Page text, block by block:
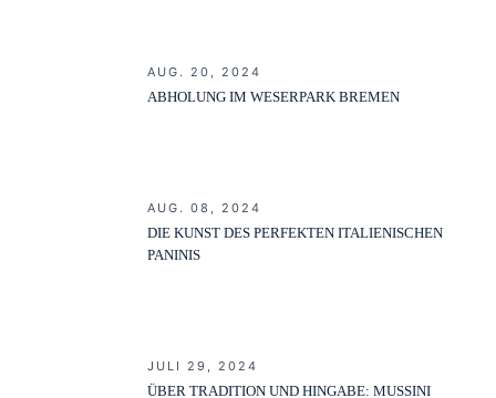
AUG. 20, 2024
ABHOLUNG IM WESERPARK BREMEN
AUG. 08, 2024
DIE KUNST DES PERFEKTEN ITALIENISCHEN
PANINIS
JULI 29, 2024
ÜBER TRADITION UND HINGABE: MUSSINI